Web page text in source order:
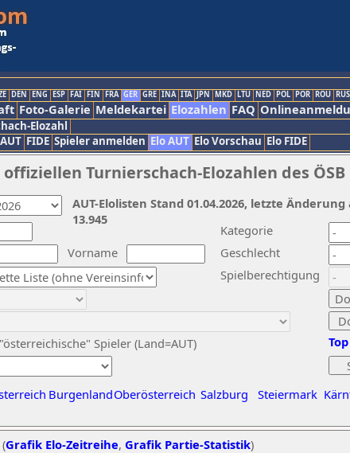
DEN ENG ESP FAI FIN FRA GER GRE INA ITA JPN MKD LTU NED POL POR ROU RUS
Foto-Galerie Meldekartei Elozahlen FAQ
Elozahl
FIDE Spieler anmelden Elo AUT Elo Vorschau Elo FIDE
Turnierschach-Elozahlen des ÖSB
Vorname
Kategorie
Geschlecht
Spieler (Land=AUT)
Spielberechtigung
BurgenlandOberösterreich Salzburg Steiermark
AUT-Elolisten Stand 01.04.2026, letzte
13.945
Grafik Elo-Zeitreihe, Grafik Partie-Statistik)